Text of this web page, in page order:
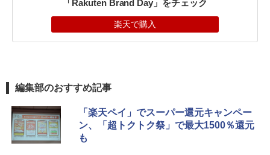
「Rakuten Brand Day」をチェック
楽天で購入
編集部のおすすめ記事
「楽天ペイ」でスーパー還元キャンペー
ン、「超トクトク祭」で最大1500％還元
も